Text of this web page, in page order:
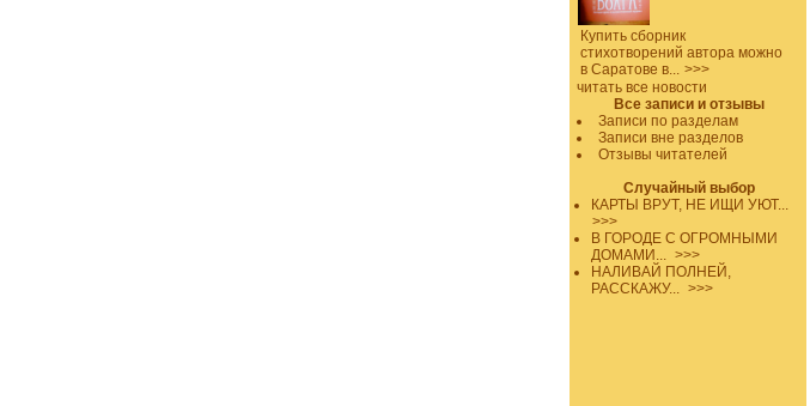
Купить сборник
стихотворений автора можно
в Саратове в... >>>
читать все новости
Все записи и отзывы
Записи по разделам
Записи вне разделов
Отзывы читателей
Случайный выбор
КАРТЫ ВРУТ, НЕ ИЩИ УЮТ...
>>>
В ГОРОДЕ С ОГРОМНЫМИ
ДОМАМИ... >>>
НАЛИВАЙ ПОЛНЕЙ,
РАССКАЖУ... >>>